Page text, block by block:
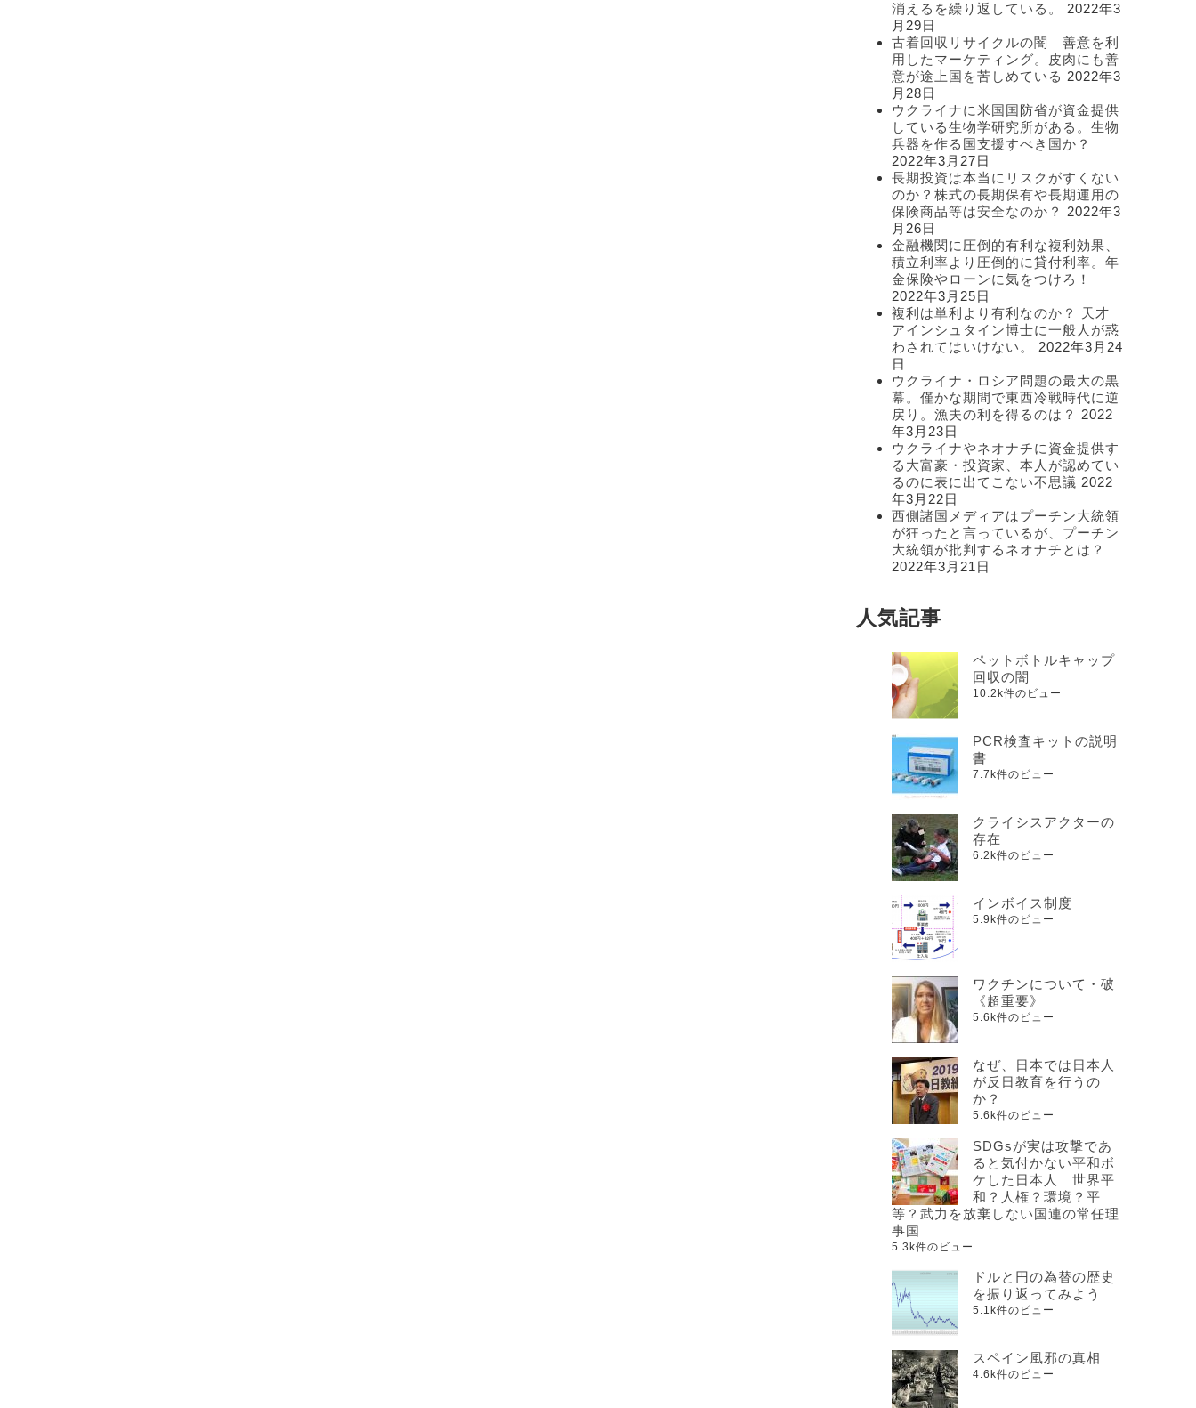
消えるを繰り返している。
2022年3
月29日
古着回収リサイクルの闇｜善意を利
用したマーケティング。皮肉にも善
意が途上国を苦しめている 2022年3
月28日
ウクライナに米国国防省が資金提供
している生物学研究所がある。生物
兵器を作る国支援すべき国か？
2022年3月27日
長期投資は本当にリスクがすくない
のか？株式の長期保有や長期運用の
保険商品等は安全なのか？
2022年3
月26日
金融機関に圧倒的有利な複利効果、
積立利率より圧倒的に貸付利率。年
金保険やローンに気をつけろ！
2022年3月25日
複利は単利より有利なのか？ 天才
アインシュタイン博士に一般人が惑
わされてはいけない。
2022年3月24
日
ウクライナ・ロシア問題の最大の黒
幕。僅かな期間で東西冷戦時代に逆
戻り。漁夫の利を得るのは？
2022
年3月23日
ウクライナやネオナチに資金提供す
る大富豪・投資家、本人が認めてい
るのに表に出てこない不思議 2022
年3月22日
西側諸国メディアはプーチン大統領
が狂ったと言っているが、プーチン
大統領が批判するネオナチとは？
2022年3月21日
人気記事
ペットボトルキャップ
回収の闇
10.2k件のビュー
PCR検査キットの説明
書
7.7k件のビュー
クライシスアクターの
存在
6.2k件のビュー
インボイス制度
5.9k件のビュー
ワクチンについて・破
《超重要》
5.6k件のビュー
なぜ、日本では日本人
が反日教育を行うの
か？
5.6k件のビュー
SDGsが実は攻撃であ
ると気付かない平和ボ
ケした日本人 世界平
和？人権？環境？平
等？武力を放棄しない国連の常任理
事国
5.3k件のビュー
ドルと円の為替の歴史
を振り返ってみよう
5.1k件のビュー
スペイン風邪の真相
4.6k件のビュー